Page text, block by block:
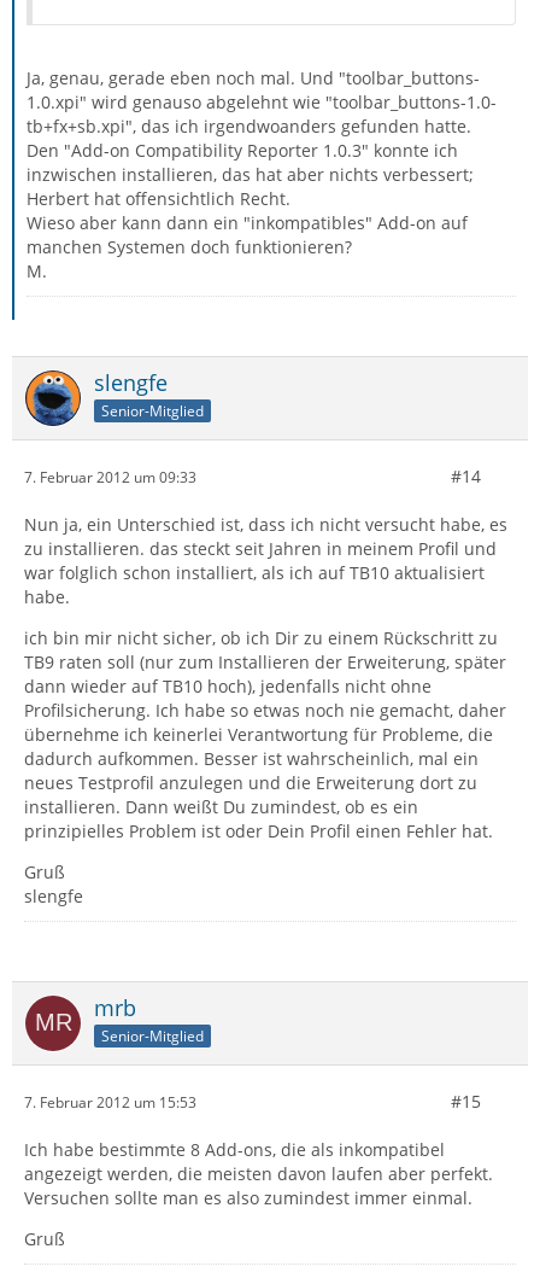
Ja, genau, gerade eben noch mal. Und "toolbar_buttons-
1.0.xpi" wird genauso abgelehnt wie "toolbar_buttons-1.0-
tb+fx+sb.xpi", das ich irgendwoanders gefunden hatte.
Den "Add-on Compatibility Reporter 1.0.3" konnte ich
inzwischen installieren, das hat aber nichts verbessert;
Herbert hat offensichtlich Recht.
Wieso aber kann dann ein "inkompatibles" Add-on auf
manchen Systemen doch funktionieren?
M.
slengfe
Senior-Mitglied
7. Februar 2012 um 09:33 #14
Nun ja, ein Unterschied ist, dass ich nicht versucht habe, es
zu installieren. das steckt seit Jahren in meinem Profil und
war folglich schon installiert, als ich auf TB10 aktualisiert
habe.
ich bin mir nicht sicher, ob ich Dir zu einem Rückschritt zu
TB9 raten soll (nur zum Installieren der Erweiterung, später
dann wieder auf TB10 hoch), jedenfalls nicht ohne
Profilsicherung. Ich habe so etwas noch nie gemacht, daher
übernehme ich keinerlei Verantwortung für Probleme, die
dadurch aufkommen. Besser ist wahrscheinlich, mal ein
neues Testprofil anzulegen und die Erweiterung dort zu
installieren. Dann weißt Du zumindest, ob es ein
prinzipielles Problem ist oder Dein Profil einen Fehler hat.
Gruß
slengfe
mrb
Senior-Mitglied
7. Februar 2012 um 15:53 #15
Ich habe bestimmte 8 Add-ons, die als inkompatibel
angezeigt werden, die meisten davon laufen aber perfekt.
Versuchen sollte man es also zumindest immer einmal.
Gruß